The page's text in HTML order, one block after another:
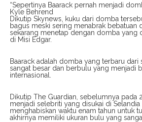
“Sepertinya Baarack pernah menjadi
Kyle Behrend
Dikutip Skynews, kuku dari domba
bagus meski sering menabrak bebatuan
sekarang menetap dengan domba yang
di Misi Edgar.
Baarack adalah domba yang terbaru
sangat besar dan berbulu yang menjadi
internasional.
Dikutip The Guardian, sebelumnya pada
menjadi selebriti yang disukai di Selandia
menghabiskan waktu enam tahun untuk
akhirnya memiliki ukuran bulu yang